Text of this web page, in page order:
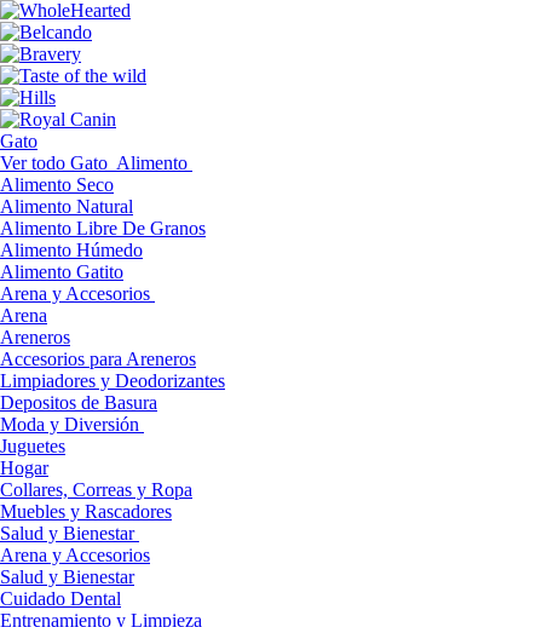
Gato
Ver todo Gato Alimento
Alimento Seco
Alimento Natural
Alimento Libre De Granos
Alimento Húmedo
Alimento Gatito
Arena y Accesorios
Arena
Areneros
Accesorios para Areneros
Limpiadores y Deodorizantes
Depositos de Basura
Moda y Diversión
Juguetes
Hogar
Collares, Correas y Ropa
Muebles y Rascadores
Salud y Bienestar
Arena y Accesorios
Salud y Bienestar
Cuidado Dental
Entrenamiento y Limpieza